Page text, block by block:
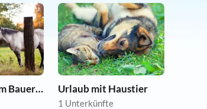
Urlaub auf dem Bauernhof Urlaub mit Haustier
1 Unterkünfte